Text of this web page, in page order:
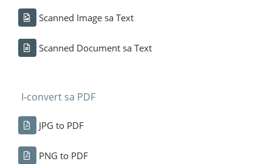
Scanned Image sa Text
Scanned Document sa Text
I-convert sa PDF
JPG to PDF
PNG to PDF